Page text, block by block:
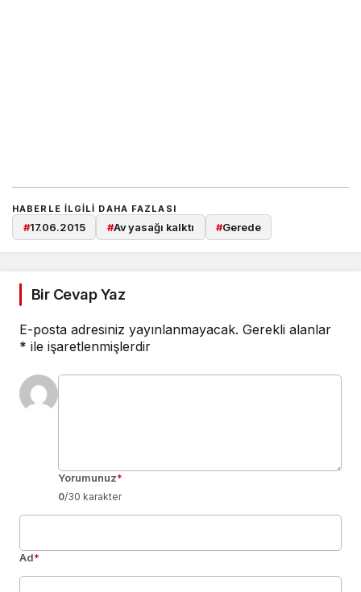
HABERLE ILGILI DAHA FAZLASI
#17.06.2015 #Av yasağı kalktı #Gerede
Bir Cevap Yaz
E-posta adresiniz yayınlanmayacak. Gerekli alanlar
* ile işaretlenmişlerdir
Yorumunuz*
0/30 karakter
Ad*